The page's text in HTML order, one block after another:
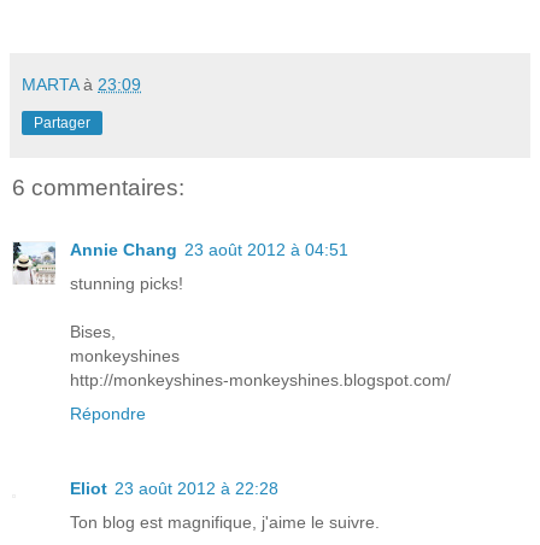
MARTA à 23:09
Partager
6 commentaires:
Annie Chang 23 août 2012 à 04:51
stunning picks!
Bises,
monkeyshines
http://monkeyshines-monkeyshines.blogspot.com/
Répondre
Eliot 23 août 2012 à 22:28
Ton blog est magnifique, j'aime le suivre.